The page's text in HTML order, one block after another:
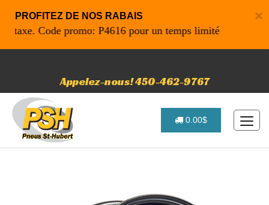
×
PROFITEZ DE NOS RABAIS
Code promo: P4616 pour un temps limité
Appelez-nous! 450-462-9767
0.00$